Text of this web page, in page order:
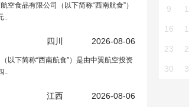
食品有限公司（以下简称“西南航食”）
四川 2026-08-06
以下简称“西南航食”）是由中翼航空投资
江西 2026-08-06
9
16
23
30